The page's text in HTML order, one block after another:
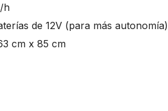
h
de 12V (para más autonomía)
cm x 85 cm